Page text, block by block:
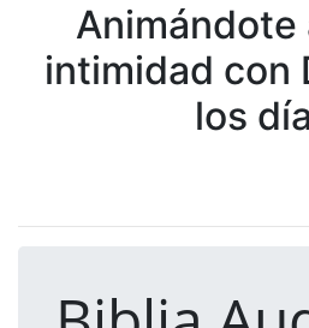
Animándote
intimidad con
los